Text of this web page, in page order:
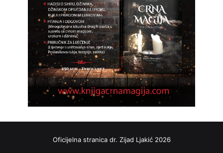
Oficijelna stranica dr. Zijad Ljakić 2026